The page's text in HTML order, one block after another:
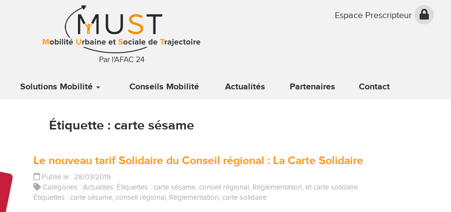
Par l'AFAC 24
Espace Prescripteur
Solutions Mobilité Conseils Mobilité Actualités Partenaires Contact
Étiquette : carte sésame
Le nouveau tarif Solidaire du Conseil régional : La Carte Solidaire
Publié le : 28/03/2019
Catégories : Actualités. Étiquettes : carte sésame, conseil régional, Réglementation, et carte solidaire.
Étiquettes : carte sésame, conseil régional, Réglementation, carte solidaire